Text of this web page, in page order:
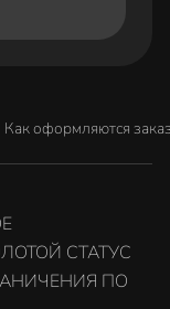
Как оформляются
СТАТУС
ПО